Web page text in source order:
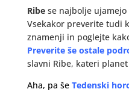
Ribe se najbolje ujamejo
Vsekakor preverite tudi
znamenji in poglejte
Preverite še ostale
slavni Ribe, kateri
Aha, pa še Tedenski